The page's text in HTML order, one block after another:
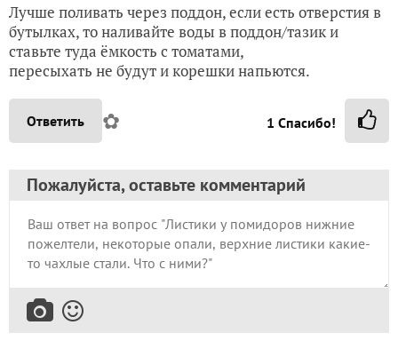
Лучше поливать через поддон, если есть отверстия в
бутылках, то наливайте воды в поддон/тазик и
ставьте туда ёмкость с томатами,
пересыхать не будут и корешки напьются.
Ответить ✿ 1 Спасибо!
Пожалуйста, оставьте комментарий